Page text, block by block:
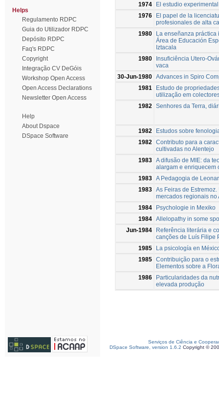
Helps
Regulamento RDPC
Guia do Utilizador RDPC
Depósito RDPC
Faq's RDPC
Copyright
Integração CV DeGóis
Workshop Open Access
Open Access Declarations
Newsletter Open Access
Help
About Dspace
DSpace Software
1974
El estudio
1976
El papel de la
profesionales de alta
1980
La enseñanza
Área de Educación
Iztacala
1980
Insuficiência Utero-
vaca
30-Jun-1980 Advances in Spiro
1981
Estudo de
utilização em
1982 Senhores da Terra,
1982
Estudos sobre
1982 Contributo para a
cultivadas no Alentejo
1983 A difusão de MIE: da
alargam e enriquecem
1983 A Pedagogia de
1983 As Feiras de
mercados regionais no
1984
Psychologie in Mexiko
1984 Allelopathy in some
Jun-1984
Referência literária e
canções de Luís Filipe
1985
La psicología en
1985 Contribuição para o
Elementos sobre a
1986
Particularidades da
elevada produção
Serviços de Ciência e
DSpace Software, version 1.6.2 Copyright ©